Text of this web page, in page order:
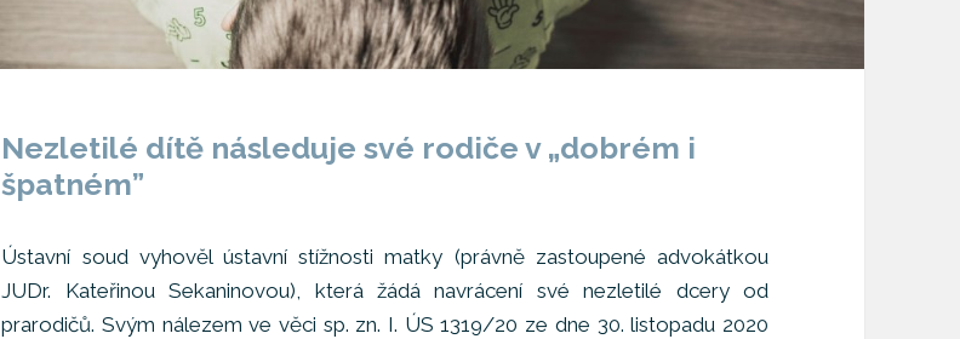
Nezletilé dítě následuje své rodiče v „dobrém i
špatném”
Ústavní soud vyhověl ústavní stížnosti matky (právně zastoupené advokátkou
JUDr. Kateřinou Sekaninovou), která žádá navrácení své nezletilé dcery od
prarodičů. Svým nálezem ve věci sp. zn. I. ÚS 1319/20 ze dne 30. listopadu 2020